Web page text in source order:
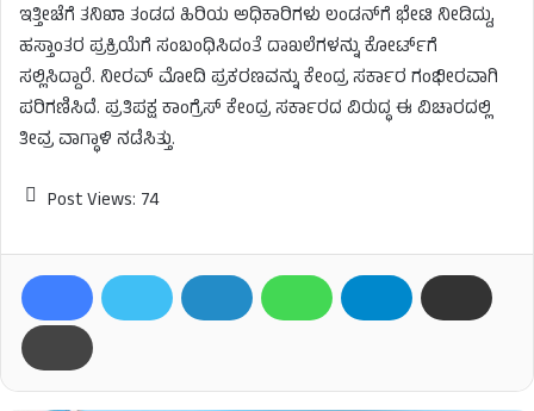
ಇತ್ತೀಚೆಗೆ ತನಿಖಾ ತಂಡದ ಹಿರಿಯ ಅಧಿಕಾರಿಗಳು ಲಂಡನ್​ಗೆ ಭೇಟಿ ನೀಡಿದ್ದು,
ಹಸ್ತಾಂತರ ಪ್ರಕ್ರಿಯೆಗೆ ಸಂಬಂಧಿಸಿದಂತೆ ದಾಖಲೆಗಳನ್ನು ಕೋರ್ಟ್​ಗೆ
ಸಲ್ಲಿಸಿದ್ದಾರೆ. ನೀರವ್ ಮೋದಿ ಪ್ರಕರಣವನ್ನು ಕೇಂದ್ರ ಸರ್ಕಾರ ಗಂಭೀರವಾಗಿ
ಪರಿಗಣಿಸಿದೆ. ಪ್ರತಿಪಕ್ಷ ಕಾಂಗ್ರೆಸ್ ಕೇಂದ್ರ ಸರ್ಕಾರದ ವಿರುದ್ಧ ಈ ವಿಚಾರದಲ್ಲಿ
ತೀವ್ರ ವಾಗ್ಧಾಳಿ ನಡೆಸಿತ್ತು.
Post Views: 74